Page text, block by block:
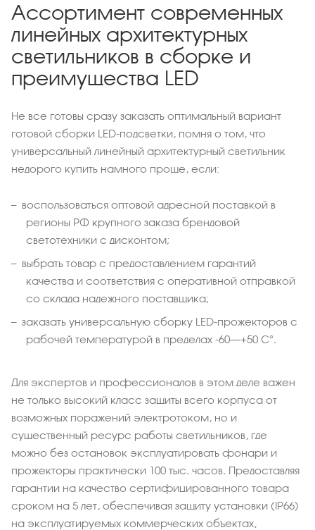
Ассортимент современных
линейных архитектурных
светильников в сборке и
преимущества LED
Не все готовы сразу заказать оптимальный вариант
готовой сборки LED-подсветки, помня о том, что
универсальный линейный архитектурный светильник
недорого купить намного проще, если:
воспользоваться оптовой адресной поставкой в
регионы РФ крупного заказа брендовой
светотехники с дисконтом;
выбрать товар с предоставлением гарантий
качества и соответствия с оперативной отправкой
со склада надежного поставщика;
заказать универсальную сборку LED-прожекторов с
рабочей температурой в пределах -60–+50 С°.
Для экспертов и профессионалов в этом деле важен
не только высокий класс защиты всего корпуса от
возможных поражений электротоком, но и
существенный ресурс работы светильников, где
можно без остановок эксплуатировать фонари и
прожекторы практически 100 тыс. часов. Предоставляя
гарантии на качество сертифицированного товара
сроком на 5 лет, обеспечивая защиту установки (IP66)
на эксплуатируемых коммерческих объектах,